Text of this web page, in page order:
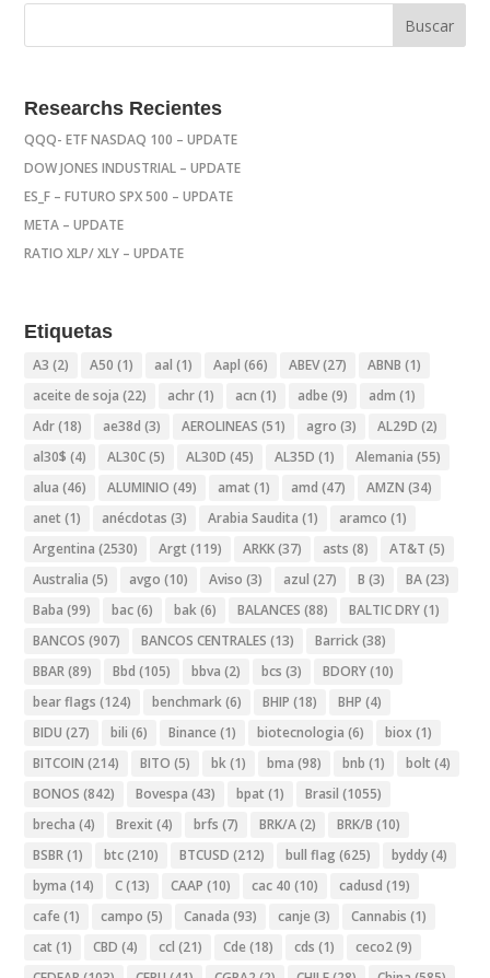
Researchs Recientes
QQQ- ETF NASDAQ 100 – UPDATE
DOW JONES INDUSTRIAL – UPDATE
ES_F – FUTURO SPX 500 – UPDATE
META – UPDATE
RATIO XLP/ XLY – UPDATE
Etiquetas
A3 (2) A50 (1) aal (1) Aapl (66) ABEV(27) ABNB (1)
aceite de soja (22) achr(1) acn (1) adbe (9) adm (1)
Adr(18) ae38d (3) AEROLINEAS (51) agro (3) AL29D (2)
al30$ (4) AL30C(5) AL30D (45) AL35D (1) Alemania (55)
alua (46) ALUMINIO (49) amat (1) amd (47) AMZN (34)
anet (1) anécdotas (3) Arabia Saudita (1) aramco (1)
Argentina (2530) Argt (119) ARKK(37) asts (8) AT&T (5)
Australia (5) avgo (10) Aviso (3) azul (27) B (3) BA(23)
Baba (99) bac(6) bak(6) BALANCES (88) BALTIC DRY(1)
BANCOS (907) BANCOS CENTRALES (13) Barrick(38)
BBAR(89) Bbd (105) bbva (2) bcs (3) BDORY(10)
bear flags (124) benchmark(6) BHIP (18) BHP (4)
BIDU (27) bili (6) Binance (1) biotecnologia (6) biox (1)
BITCOIN (214) BITO (5) bk(1) bma (98) bnb (1) bolt (4)
BONOS (842) Bovespa (43) bpat (1) Brasil (1055)
brecha (4) Brexit (4) brfs (7) BRK/A(2) BRK/B (10)
BSBR(1) btc(210) BTCUSD (212) bull flag (625) byddy(4)
byma (14) C(13) CAAP (10) cac 40 (10) cadusd (19)
cafe (1) campo (5) Canada (93) canje (3) Cannabis (1)
cat (1) CBD (4) ccl (21) Cde (18) cds (1) ceco2(9)